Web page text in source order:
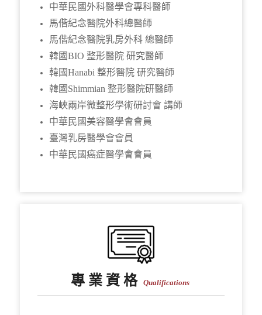
中華民國外科醫學會專科醫師
馬偕紀念醫院外科總醫師
馬偕紀念醫院乳房外科 總醫師
韓國BIO 整形醫院 研究醫師
韓國Hanabi 整形醫院 研究醫師
韓國Shimmian 整形醫院研醫師
海峽兩岸微整形學術研討會 講師
中華民國美容醫學會會員
臺灣乳房醫學會會員
中華民國癌症醫學會會員
專 業 資 格 Qualifications